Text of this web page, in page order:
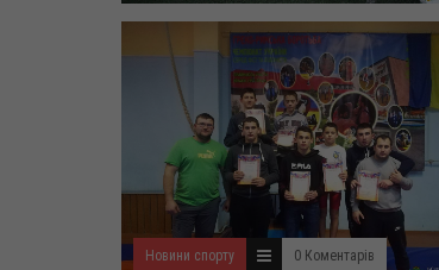
Новини спорту 0 Коментарів